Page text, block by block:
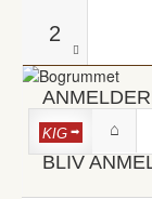
2
BLIV
KIG